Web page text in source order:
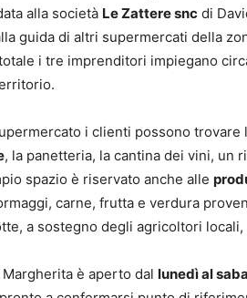
alla società Le Zattere snc di
guida di altri supermercati della
i tre imprenditori impiegano
i clienti possono trovare
, la panetteria, la cantina dei vini, un
spazio è riservato anche alle
carne, frutta e verdura
a sostegno degli agricoltori locali,
è aperto dal lunedì al